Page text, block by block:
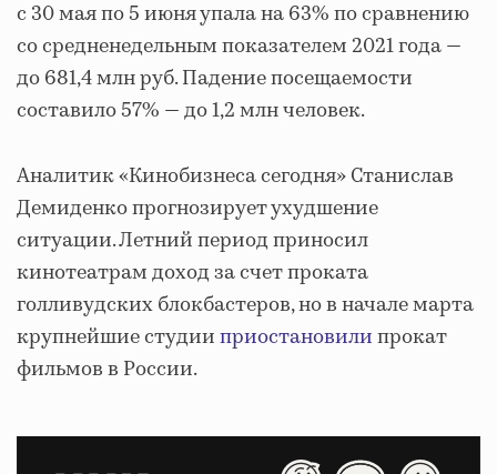
с 30 мая по 5 июня упала на 63% по сравнению
со средненедельным показателем 2021 года —
до 681,4 млн руб. Падение посещаемости
составило 57% — до 1,2 млн человек.
Аналитик «Кинобизнеса сегодня» Станислав
Демиденко прогнозирует ухудшение
ситуации. Летний период приносил
кинотеатрам доход за счет проката
голливудских блокбастеров, но в начале марта
крупнейшие студииприостановилипрокат
фильмов в России.